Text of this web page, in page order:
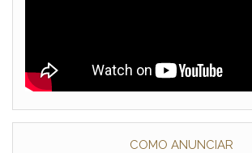
COMO ANUNCIAR